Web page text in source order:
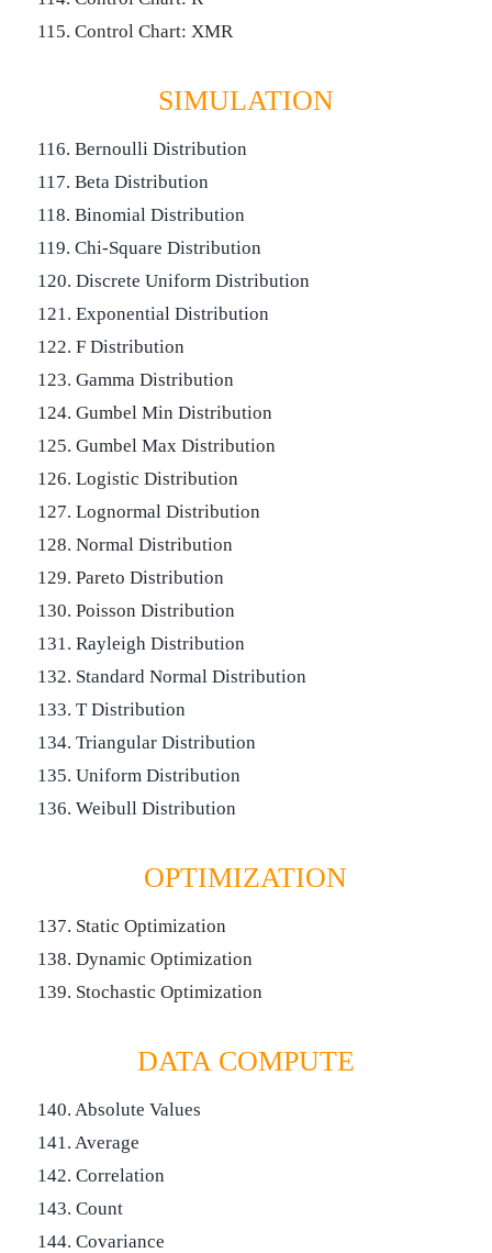
115. Control Chart: XMR
SIMULATION
116. Bernoulli Distribution
117. Beta Distribution
118. Binomial Distribution
119. Chi-Square Distribution
120. Discrete Uniform Distribution
121. Exponential Distribution
122. F Distribution
123. Gamma Distribution
124. Gumbel Min Distribution
125. Gumbel Max Distribution
126. Logistic Distribution
127. Lognormal Distribution
128. Normal Distribution
129. Pareto Distribution
130. Poisson Distribution
131. Rayleigh Distribution
132. Standard Normal Distribution
133. T Distribution
134. Triangular Distribution
135. Uniform Distribution
136. Weibull Distribution
OPTIMIZATION
137. Static Optimization
138. Dynamic Optimization
139. Stochastic Optimization
DATA COMPUTE
140. Absolute Values
141. Average
142. Correlation
143. Count
144. Covariance